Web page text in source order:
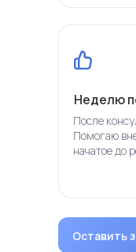
После
Помогаю
начатое до
Неделю
Оставить